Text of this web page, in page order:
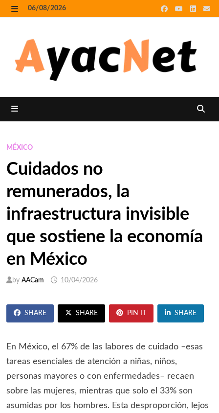
Skip
to
06/08/2026
MÉXICO
Cuidados no
remunerados, la
infraestructura invisible
que sostiene la economía
en México
by AACam 10/04/2026
SHARE SHARE PIN IT SHARE
En México, el 67% de las labores de cuidado –esas
tareas esenciales de atención a niñas, niños,
personas mayores o con enfermedades– recaen
sobre las mujeres, mientras que solo el 33% son
asumidas por los hombres. Esta desproporción, lejos